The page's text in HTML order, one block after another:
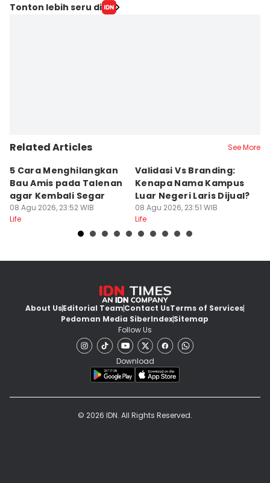
Tonton lebih seru di
Related Articles See More
5 Cara Menghilangkan
Bau Amis pada Talenan
agar Kembali Segar
08 Agu 2026, 23:52 WIB
Life
Validasi Vs Branding:
Kenapa Nama Kampus
Luar Negeri Laris Dijual?
08 Agu 2026, 23:51 WIB
Life
About UsEditorial TeamContact UsTerms of Services
Pedoman Media SiberIndexSitemap
Follow Us
Download
© 2026 IDN. All Rights Reserved.